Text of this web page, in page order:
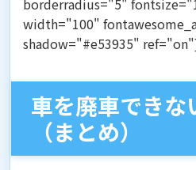
width="100"
shadow="#e53935"
車を廃車できな
（まとめ）